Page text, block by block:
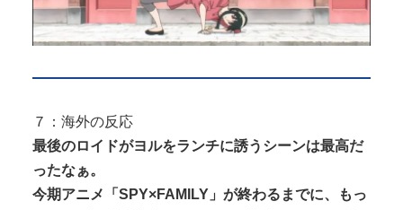
７：海外の反応
最後のロイドがヨルをランチに誘うシーンは最高だ
ったなぁ。
今期アニメ「SPY×FAMILY」が終わるまでに、もっ